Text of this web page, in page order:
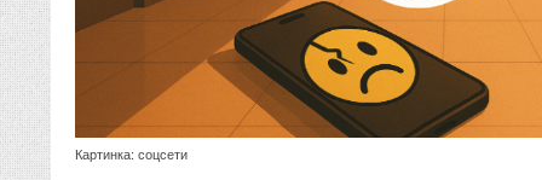
Картинка: соцсети